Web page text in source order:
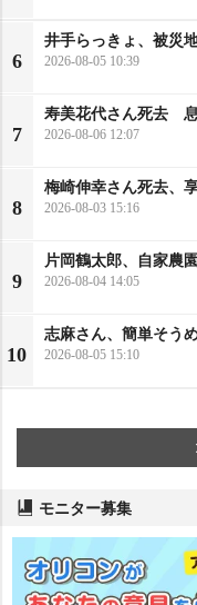
6
井手らっきょ、被災
2026-08-05 10:39
7
寿美花代さん死去
2026-08-06 12:07
8
梅崎伸幸さん死去、
2026-08-03 15:16
9
片岡鶴太郎、自家農
2026-08-04 14:05
10
志麻さん、簡単そう
2026-08-05 15:10
モニター募集